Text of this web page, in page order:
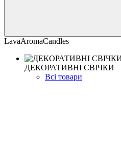
LavaAromaCandles
ДЕКОРАТИВНІ СВІЧКИ
Всі товари